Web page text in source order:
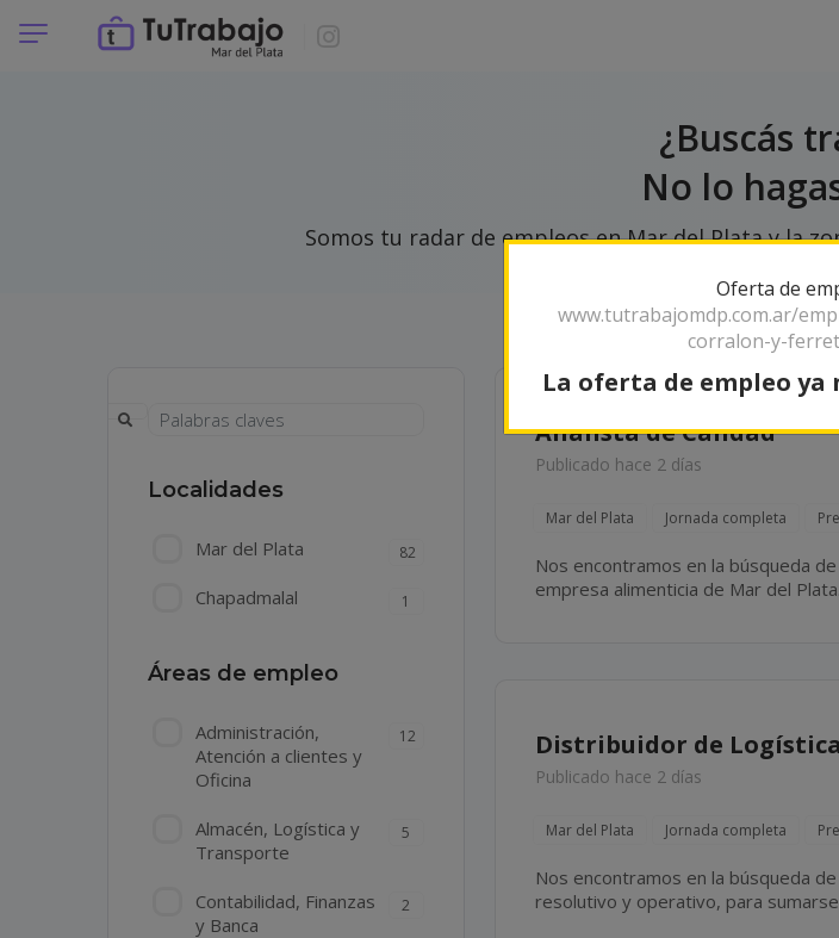
¿Buscás
No lo
Somos tu radar de empleos en Mar del Plata y la
Localidades
Mar del Plata 82
Chapadmalal 1
Áreas de empleo
Administración,
Atención a clientes y
Oficina
12
Almacén, Logística y
Transporte
5
Contabilidad, Finanzas
y Banca
2
Analista de Calidad
Publicado hace 2 días
Mar del Plata Jornada completa
Nos encontramos en la búsqueda
empresa alimenticia de Mar del Plata. Requisitos: Experiencia mínima de 3 años en el área de
Distribuidor de Logística
Publicado hace 2 días
Mar del Plata Jornada completa
Nos encontramos en la búsqueda
resolutivo y operativo, para sumarse a una
Oferta de
www.tutrabajomdp.com.ar/
corralon-y-
La oferta de empleo ya